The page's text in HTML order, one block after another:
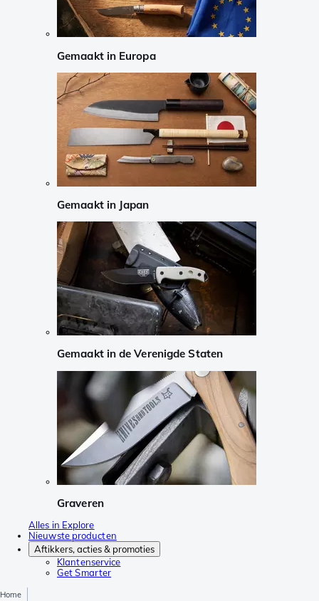
Gemaakt in Europa
Gemaakt in Japan
Gemaakt in de Verenigde Staten
Graveren
Alles in Explore
Nieuwste producten
Aftikkers, acties & promoties
Klantenservice
Get Smarter
Home